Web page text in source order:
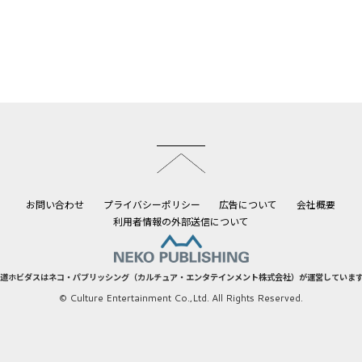
お問い合わせ プライバシーポリシー 広告について
会社概要
利用者情報の外部送信について
ホビダスはネコ・パブリッシング（カルチュア・エンタテインメント株式会社）が運営していま
© Culture Entertainment Co.,Ltd. All Rights Reserved.